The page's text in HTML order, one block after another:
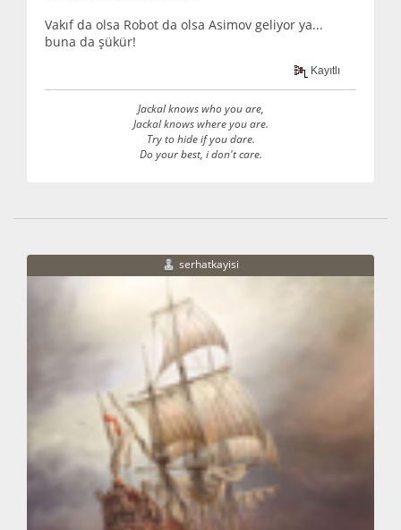
Vakıf da olsa Robot da olsa Asimov geliyor ya...
buna da şükür!
Kayıtlı
Jackal knows who you are,
Jackal knows where you are.
Try to hide if you dare.
Do your best, i don't care.
serhatkayisi